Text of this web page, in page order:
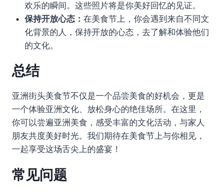
欢乐的瞬间。这些照片将是你美好回忆的见证。
保持开放心态： 在美食节上，你会遇到来自不同文
化背景的人，保持开放的心态，去了解和体验他们
的文化。
总结
亚洲街头美食节不仅是一个品尝美食的好机会，更是
一个体验亚洲文化、放松身心的绝佳场所。在这里，
你可以尝遍亚洲美食，感受丰富的文化活动，与家人
朋友共度美好时光。我们期待在美食节上与你相见，
一起享受这场舌尖上的盛宴！
常见问题